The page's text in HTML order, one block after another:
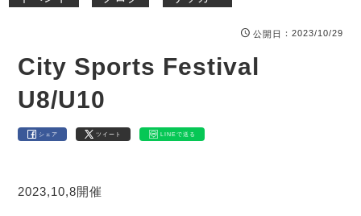
公開日 ：2023/10/29
City Sports Festival
U8/U10
シェア ツイート LINEで送る
2023,10,8開催